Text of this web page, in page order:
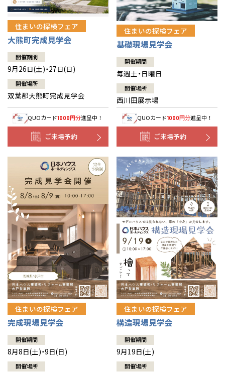
住まいの探検フェア
大熊町完成見学会
開催期間
9月26日(土)・27日(日)
開催場所
双葉郡大熊町完成見学会
QUOカード1000円分進呈中！
ご来場予約
住まいの探検フェア
基礎現場見学会
開催期間
毎週土・日曜日
開催場所
西川田展示場
QUOカード1000円分進呈中！
ご来場予約
住まいの探検フェア
完成現場見学会
開催期間
8月8日(土)・9日(日)
開催場所
住まいの探検フェア
構造現場見学会
開催期間
9月19日(土)
開催場所